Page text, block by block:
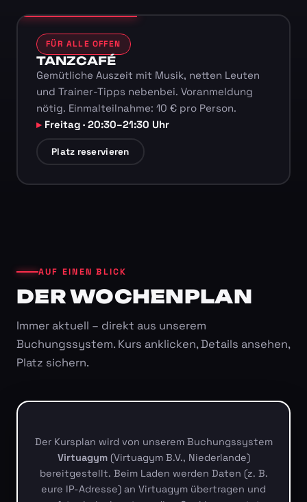
FÜR ALLE OFFEN
TANZCAFÉ
Gemütliche Auszeit mit Musik, netten Leuten
und Trainer-Tipps nebenbei. Voranmeldung
nötig. Einmalteilnahme: 10 € pro Person.
Freitag · 20:30–21:30 Uhr
Platz reservieren
AUF EINEN BLICK
DER WOCHENPLAN
Immer aktuell – direkt aus unserem
Buchungssystem. Kurs anklicken, Details ansehen,
Platz sichern.
Der Kursplan wird von unserem Buchungssystem
Virtuagym(Virtuagym B.V., Niederlande)
bereitgestellt. Beim Laden werden Daten (z. B.
eure IP-Adresse) an Virtuagym übertragen und